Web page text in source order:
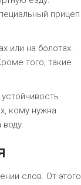
прицеп
или на болотах.
того, такие
кому нужна
слов. От этого